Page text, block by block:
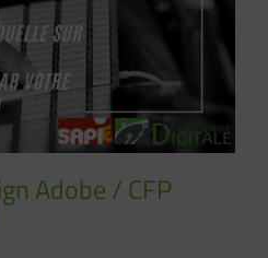
Adobe / CFP